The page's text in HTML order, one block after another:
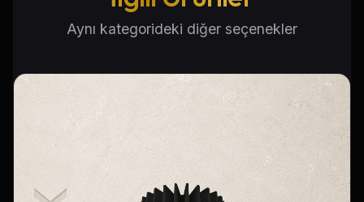
Aynı kategorideki diğer seçenekler